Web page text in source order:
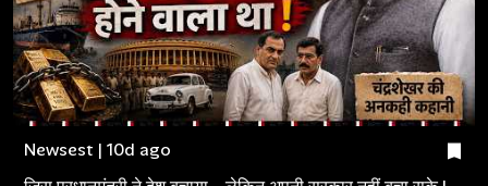
Newsest | 10d ago